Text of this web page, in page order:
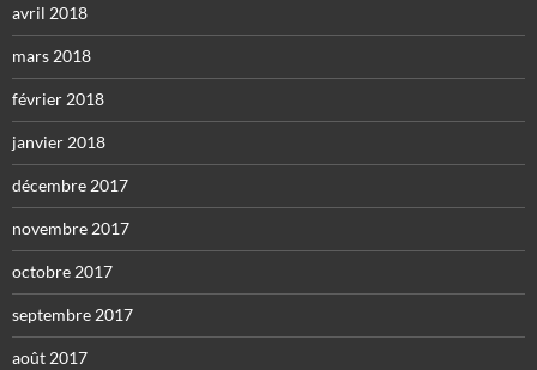
avril 2018
mars 2018
février 2018
janvier 2018
décembre 2017
novembre 2017
octobre 2017
septembre 2017
août 2017